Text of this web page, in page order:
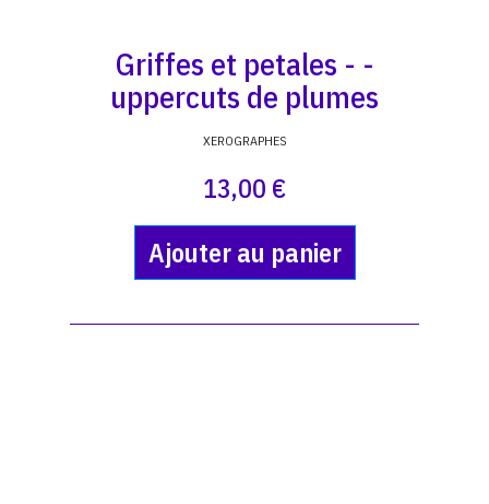
Griffes et petales - -
uppercuts de plumes
XEROGRAPHES
13,00 €
Ajouter au panier